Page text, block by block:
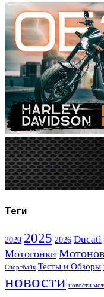
Теги
2020 2025 2026 Ducati
Мотогонки
Спортбайк Тесты и Обзоры
новости новости